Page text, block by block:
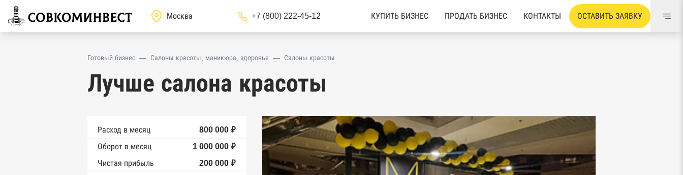
+7 (800) 222-45-12 КУПИТЬ БИЗНЕС ПРОДАТЬ БИЗНЕС КОНТАКТЫ ОСТАВИТЬ ЗАЯВКУ
Готовый бизнес — Салоны красоты, маникюра, здоровье — Салоны красоты
Лучше салона красоты
Расход в месяц
800 000 ₽
Оборот в месяц
1 000 000 ₽
Чистая прибыль
200 000 ₽